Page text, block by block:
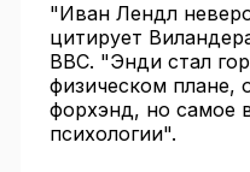
"Иван Лендл
цитирует
ВВС. "Энди стал
физическом плане,
форхэнд, но самое
психологии".